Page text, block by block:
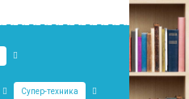
Супер-техника